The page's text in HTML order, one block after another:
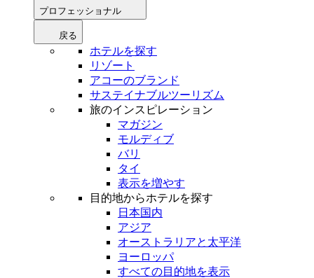
プロフェッショナル
戻る
ホテルを探す
リゾート
アコーのブランド
サステイナブルツーリズム
旅のインスピレーション
マガジン
モルディブ
バリ
タイ
表示を増やす
目的地からホテルを探す
日本国内
アジア
オーストラリアと太平洋
ヨーロッパ
すべての目的地を表示